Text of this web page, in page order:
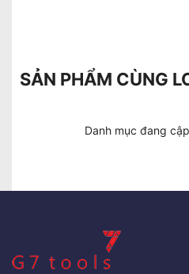
SẢN PHẨM CÙNG
Danh mục đang